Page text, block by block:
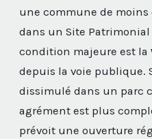
une commune de
dans un Site Patrimonial
condition majeure est la
depuis la voie publique.
dissimulé dans un parc
agrément est plus
prévoit une ouverture